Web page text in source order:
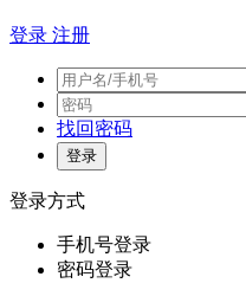
登录 注册
找回密码
登录方式
手机号登录
密码登录